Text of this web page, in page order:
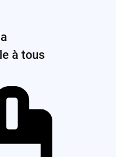
à tous